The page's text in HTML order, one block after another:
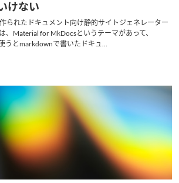
けない
られたドキュメント向け静的サイトジェネレーター
、Material for MkDocsというテーマがあって、
うとmarkdownで書いたドキュ...